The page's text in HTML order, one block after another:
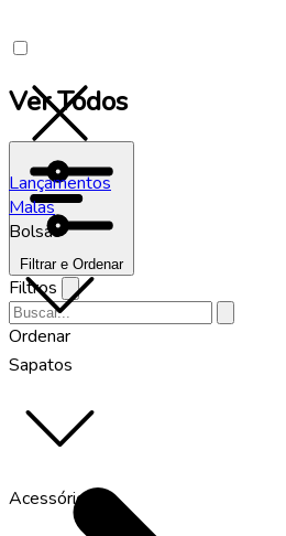
Lançamentos
Malas
Bolsas
Sapatos
Acessórios
Ver Todos
Filtrar e Ordenar
Filtros
Ordenar